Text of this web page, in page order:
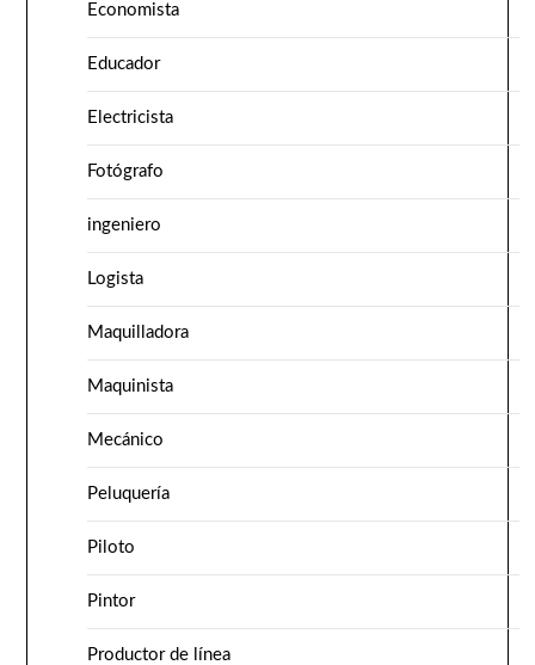
Economista
Educador
Electricista
Fotógrafo
ingeniero
Logista
Maquilladora
Maquinista
Mecánico
Peluquería
Piloto
Pintor
Productor de línea